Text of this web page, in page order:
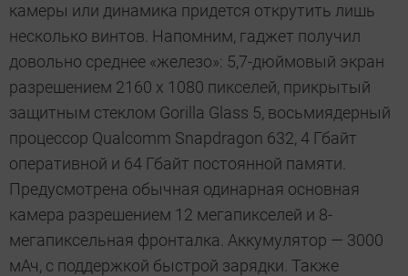
камеры или динамика придется открутить лишь
несколько винтов. Напомним, гаджет получил
довольно среднее «железо»: 5,7-дюймовый экран
разрешением 2160 х 1080 пикселей, прикрытый
защитным стеклом Gorilla Glass 5, восьмиядерный
процессор Qualcomm Snapdragon 632, 4 Гбайт
оперативной и 64 Гбайт постоянной памяти.
Предусмотрена обычная одинарная основная
камера разрешением 12 мегапикселей и 8-
мегапиксельная фронталка. Аккумулятор — 3000
мАч, с поддержкой быстрой зарядки. Также